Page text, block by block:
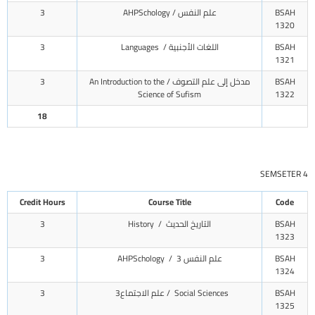
BSAH
1320
علم النفس / AHPSchology 3
BSAH
1321
اللغات الأجنبية / Languages 3
BSAH
1322
مدخل إلى علم التصوف / An Introduction to the
Science of Sufism
3
18
SEMSETER 4
Code
Course Title
Credit Hours
BSAH
1323
التاريخ الحديث / History 3
BSAH
1324
علم النفس 3 / AHPSchology 3
BSAH
1325
Social Sciences / علم الاجتماع3 3